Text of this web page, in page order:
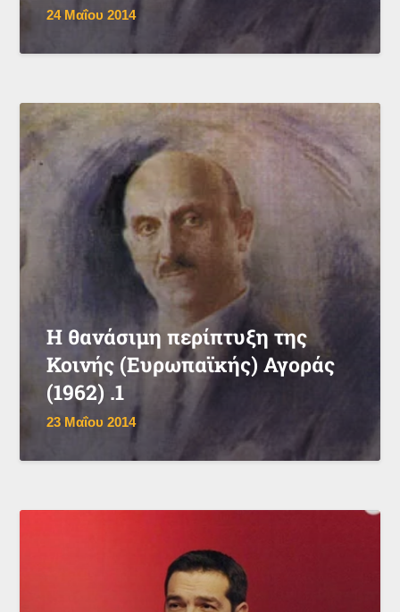
24 Μαΐου 2014
Η θανάσιμη περίπτυξη της
Κοινής (Ευρωπαϊκής) Αγοράς
(1962) .1
23 Μαΐου 2014